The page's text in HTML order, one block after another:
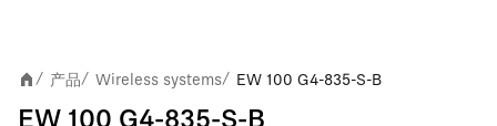
/ 产品/ Wireless systems/ EW 100 G4-835-S-B